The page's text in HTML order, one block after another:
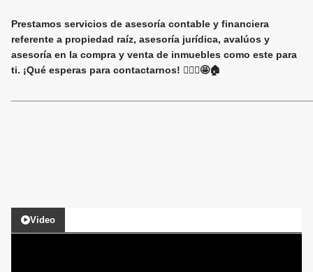
Prestamos servicios de asesoría contable y financiera
referente a propiedad raíz, asesoría jurídica, avalúos y
asesoría en la compra y venta de inmuebles como este para
ti. ¡Qué esperas para contactarnos! 🙋🏻‍♀️🤩🏠
Video